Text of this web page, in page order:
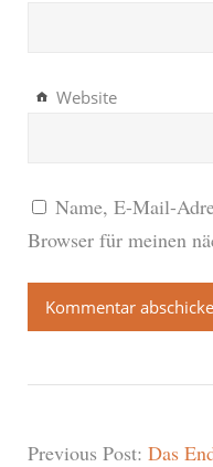
Website
Name, E-Mail-
Browser für meinen
Previous Post: Das